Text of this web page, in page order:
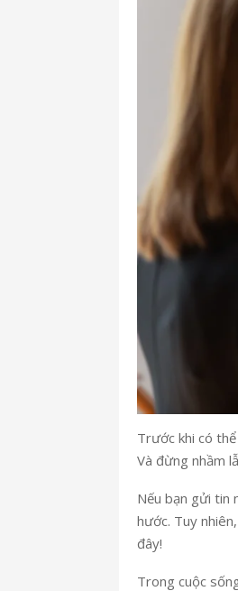
Trước khi có
Và đừng nhầm
Nếu bạn gửi tin
hước. Tuy
đây!
Trong cuộc